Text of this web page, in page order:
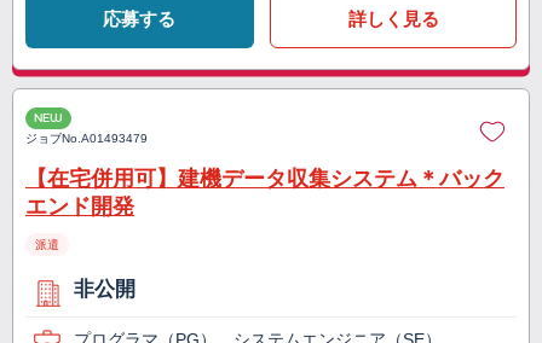
応募する 詳しく見る
NEW
ジョブNo.A01493479
【在宅併用可】建機データ収集システム＊バック
エンド開発
派遣
非公開